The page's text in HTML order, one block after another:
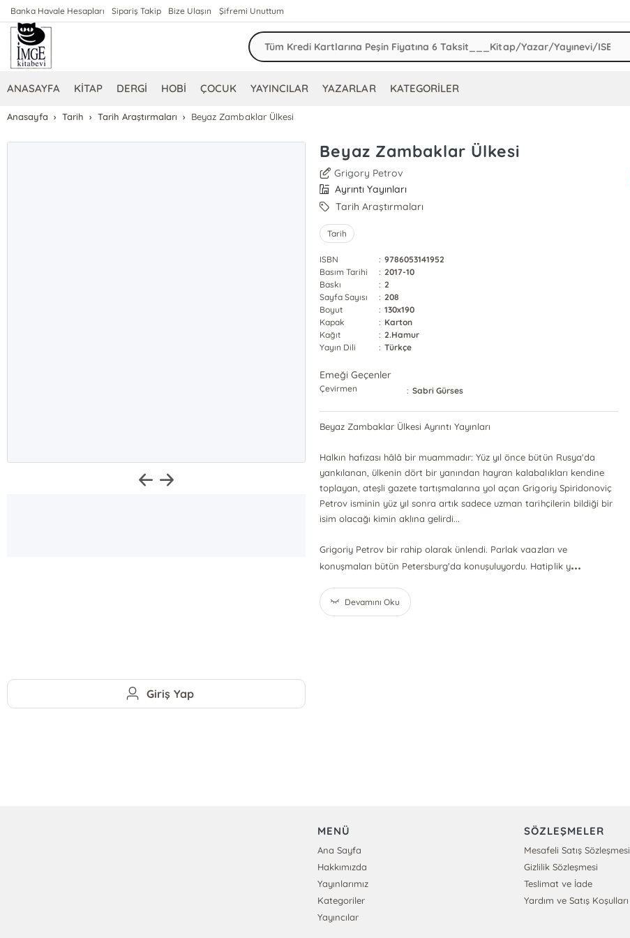
Banka Havale Hesapları Sipariş Takip Bize Ulaşın Şifremi Unuttum
ANASAYFA KİTAP DERGİ HOBİ ÇOCUK YAYINCILAR YAZARLAR KATEGORİLER
Anasayfa Tarih Tarih Araştırmaları Beyaz Zambaklar Ülkesi
Beyaz Zambaklar Ülkesi
Grigory Petrov
Ayrıntı Yayınları
Tarih Araştırmaları
Tarih
ISBN : 9786053141952
Basım Tarihi
: 2017-10
Baskı
: 2
Sayfa Sayısı
: 208
Boyut
: 130x190
Kapak
: Karton
Kağıt
: 2.Hamur
Yayın Dili
: Türkçe
Emeği Geçenler
Çevirmen : Sabri Gürses
Beyaz Zambaklar Ülkesi Ayrıntı Yayınları
Halkın hafızası hâlâ bir muammadır: Yüz yıl önce bütün Rusya'da
yankılanan, ülkenin dört bir yanından hayran kalabalıkları kendine
toplayan, ateşli gazete tartışmalarına yol açan Grigoriy Spiridonoviç
Petrov isminin yüz yıl sonra artık sadece uzman tarihçilerin bildiği bir
isim olacağı kimin aklına gelirdi...
Grigoriy Petrov bir rahip olarak ünlendi. Parlak vaazları ve
konuşmaları bütün Petersburg'da konuşuluyordu. Hatiplik y...
Devamını Oku
Giriş Yap
MENÜ
Ana Sayfa
Hakkımızda
Yayınlarımız
Kategoriler
Yayıncılar
SÖZLEŞMELER
Mesafeli Satış Sözleşmesi
Gizlilik Sözleşmesi
Teslimat ve İade
Yardım ve Satış Koşulları